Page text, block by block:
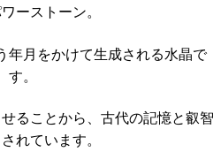
ーストーン。
年月をかけて生成される水晶で
す。
ることから、古代の記憶と叡智
れています。